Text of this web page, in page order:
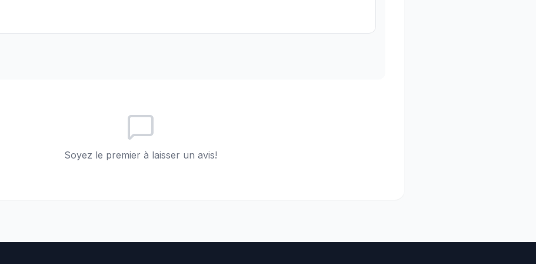
Soyez le premier à laisser un avis!